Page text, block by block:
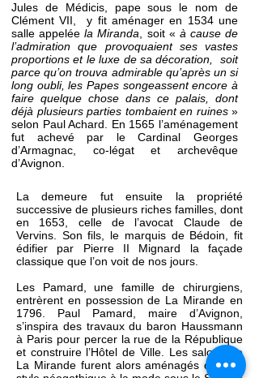
Jules de Médicis, pape sous le nom de
Clément VII, y fit aménager en 1534 une
salle appeléela Miranda , soit « à cause de
l’admiration que provoquaient ses vastes
proportions et le luxe de sa décoration, soit
parce qu’on trouva admirable qu’après un si
long oubli, les Papes songeassent encore à
faire quelque chose dans ce palais, dont
déjà plusieurs parties tombaient en ruines»
selon Paul Achard. En 1565 l’aménagement
fut achevé par le Cardinal Georges
d’Armagnac, co-légat et archevêque
d’Avignon.
La demeure fut ensuite la propriété
successive de plusieurs riches familles, dont
en 1653, celle de l’avocat Claude de
Vervins. Son fils, le marquis de Bédoin, fit
édifier par Pierre II Mignard la façade
classique que l’on voit de nos jours.
Les Pamard, une famille de chirurgiens,
entrèrent en possession de La Mirande en
1796. Paul Pamard, maire d’Avignon,
s’inspira des travaux du baron Haussmann
à Paris pour percer la rue de la République
et construire l’Hôtel de Ville.
Les salons de
La Mirande furent alors aménagés dans le